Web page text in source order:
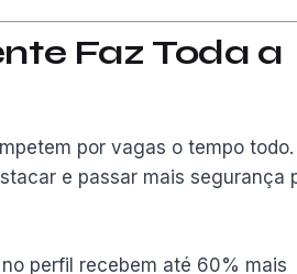
Faz Toda a
por vagas o tempo todo.
e passar mais segurança
perfil recebem até 60% mais